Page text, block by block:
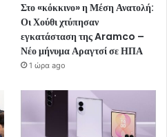
Στο «κόκκινο» η Μέση Ανατολή:
Οι Χούθι χτύπησαν
εγκατάσταση της Aramco –
Νέο μήνυμα Αραγτσί σε ΗΠΑ
1 ώρα ago